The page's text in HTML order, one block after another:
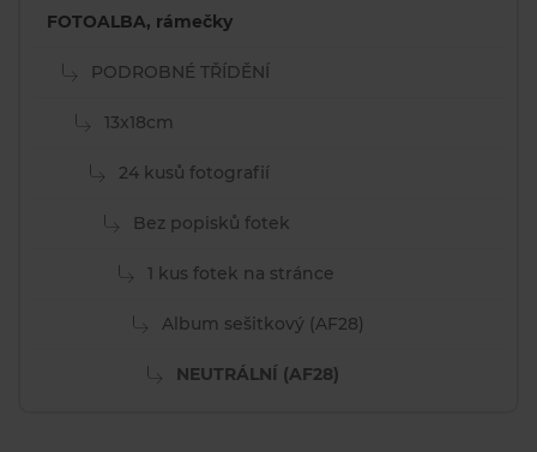
FOTOALBA, rámečky
PODROBNÉ TŘÍDĚNÍ
13x18cm
24 kusů fotografií
Bez popisků fotek
1 kus fotek na stránce
Album sešitkový (AF28)
NEUTRÁLNÍ (AF28)